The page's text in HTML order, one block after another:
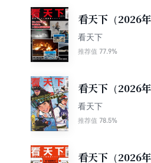
看天下（2026
期）
看天下
推荐值 77.9%
看天下（2026
期）
看天下
推荐值 78.5%
看天下（2026